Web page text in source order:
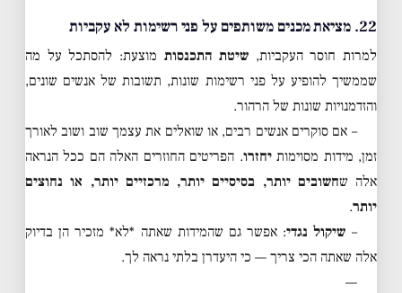
22. מציאת מכנים משותפים על פני רשימות לא עקביות
למרות חוסר העקביות, שיטת התכנסות מוצעת: להסתכל על מה
שממשיך להופיע על פני רשימות שונות, תשובות של אנשים שונים,
והזדמנויות שונות של הרהור.
– אם סוקרים אנשים רבים, או שואלים את עצמך שוב ושוב לאורך
זמן, מידות מסוימותיחזרו. הפריטים החוזרים האלה הם ככל הנראה
אלה שחשובים יותר, בסיסיים יותר, מרכזיים יותר, או נחוצים
יותר.
– שיקול נגדי: אפשר גם שהמידות שאתה *לא* מזכיר הן בדיוק
אלה שאתה הכי צריך — כי היעדרן בלתי נראה לך.
—